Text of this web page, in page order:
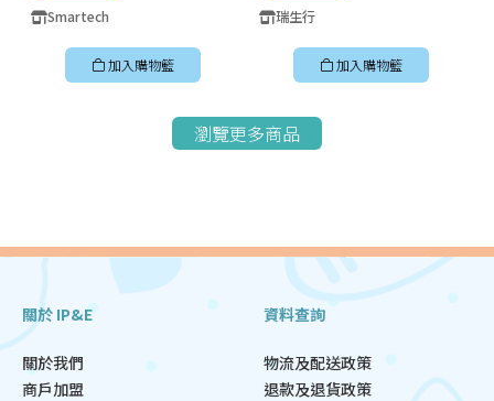
Smartech
加入購物籃
瑞生行
加入購物籃
瀏覽更多商品
關於 IP&E
關於我們
商戶加盟
資料查詢
物流及配送政策
退款及退貨政策